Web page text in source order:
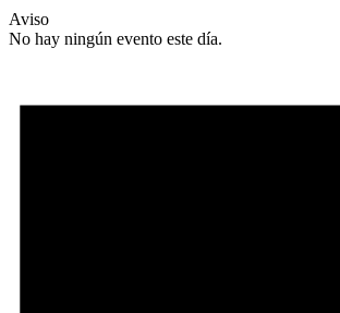
Aviso
No hay ningún evento este día.